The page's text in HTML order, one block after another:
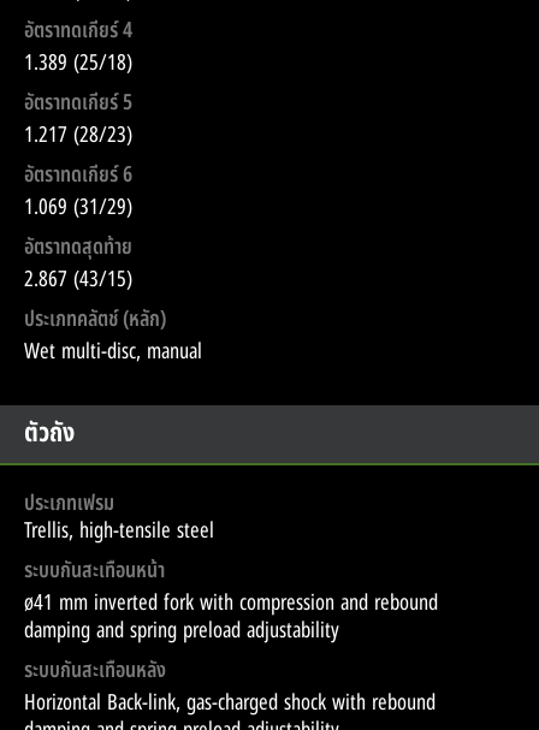
อัตราทดเกียร์ 4
1.389 (25/18)
อัตราทดเกียร์ 5
1.217 (28/23)
อัตราทดเกียร์ 6
1.069 (31/29)
อัตราทดสุดท้าย
2.867 (43/15)
ประเภทคลัตช์ (หลัก)
Wet multi-disc, manual
ตัวถัง
ประเภทเฟรม
Trellis, high-tensile steel
ระบบกันสะเทือนหน้า
ø41 mm inverted fork with compression and rebound
damping and spring preload adjustability
ระบบกันสะเทือนหลัง
Horizontal Back-link, gas-charged shock with rebound